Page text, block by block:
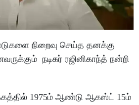
நிறைவு செய்த தனக்கு
நடிகர் ரஜினிகாந்த் நன்றி
1975ம் ஆண்டு ஆகஸ்ட் 15ம்